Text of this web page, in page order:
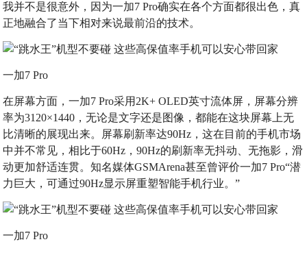
我并不是很意外，因为一加7 Pro确实在各个方面都很出色，真
正地融合了当下相对来说最前沿的技术。
一加7 Pro
在屏幕方面，一加7 Pro采用2K+ OLED英寸流体屏，屏幕分辨
率为3120×1440，无论是文字还是图像，都能在这块屏幕上无
比清晰的展现出来。屏幕刷新率达90Hz，这在目前的手机市场
中并不常见，相比于60Hz，90Hz的刷新率无抖动、无拖影，滑
动更加舒适连贯。知名媒体GSMArena甚至曾评价一加7 Pro“潜
力巨大，可通过90Hz显示屏重塑智能手机行业。”
一加7 Pro